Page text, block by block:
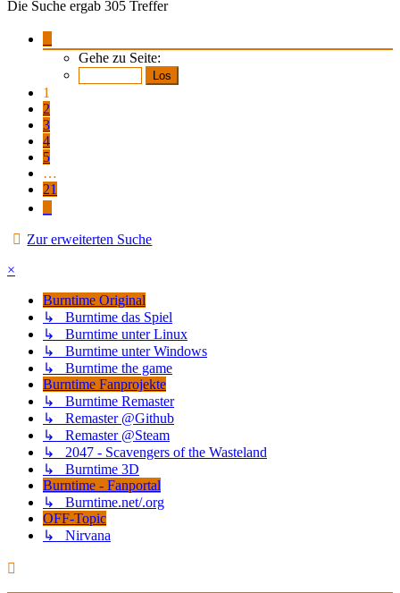
Die Suche ergab 305 Treffer
Seite
1
Gehe zu Seite:
1
2
3
4
5
…
21
Nächste
Zur erweiterten Suche
×
Burntime Original
↳ Burntime das Spiel
↳ Burntime unter Linux
↳ Burntime unter Windows
↳ Burntime the game
Burntime Fanprojekte
↳ Burntime Remaster
↳ Remaster @Github
↳ Remaster @Steam
↳ 2047 - Scavengers of the Wasteland
↳ Burntime 3D
Burntime - Fanportal
↳ Burntime.net/.org
OFF-Topic
↳ Nirvana